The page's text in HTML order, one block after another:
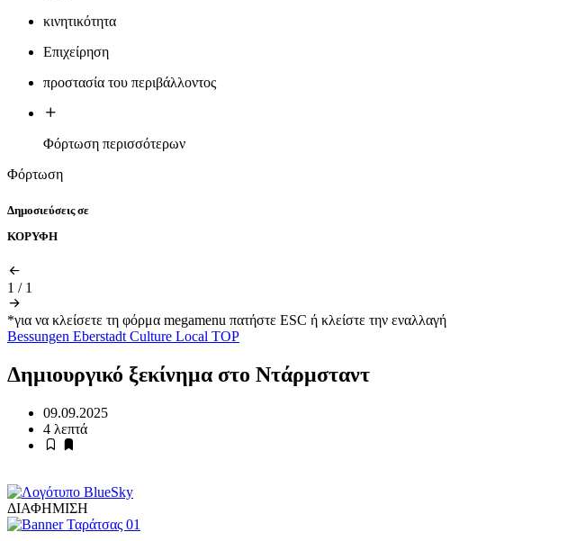
κινητικότητα
Επιχείρηση
προστασία του περιβάλλοντος
Φόρτωση περισσότερων
Φόρτωση
Δημοσιεύσεις σε
ΚΟΡΥΦΗ
1 / 1
*για να κλείσετε τη φόρμα megamenu πατήστε ESC ή κλείστε την εναλλαγή
Bessungen Eberstadt Culture Local TOP
Δημιουργικό ξεκίνημα στο Ντάρμσταντ
09.09.2025
4 λεπτά
ΔΙΑΦΗΜΙΣΗ